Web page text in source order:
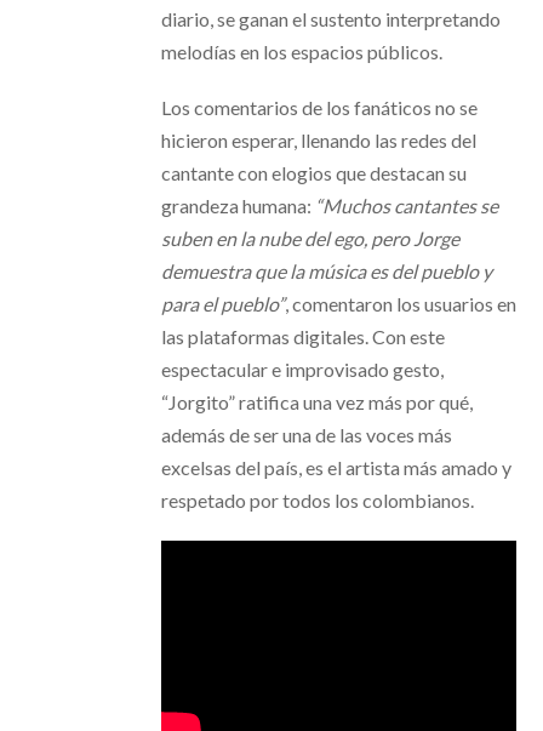
diario, se ganan el sustento interpretando
melodías en los espacios públicos.
Los comentarios de los fanáticos no se
hicieron esperar, llenando las redes del
cantante con elogios que destacan su
grandeza humana: “Muchos cantantes se
suben en la nube del ego, pero Jorge
demuestra que la música es del pueblo y
para el pueblo”, comentaron los usuarios en
las plataformas digitales. Con este
espectacular e improvisado gesto,
“Jorgito” ratifica una vez más por qué,
además de ser una de las voces más
excelsas del país, es el artista más amado y
respetado por todos los colombianos.